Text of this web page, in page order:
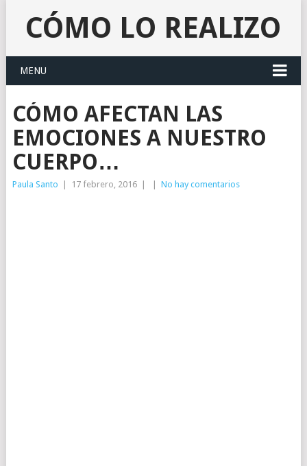
CÓMO LO REALIZO
MENU
CÓMO AFECTAN LAS
EMOCIONES A NUESTRO
CUERPO…
Paula Santo 17 febrero, 2016 No hay comentarios